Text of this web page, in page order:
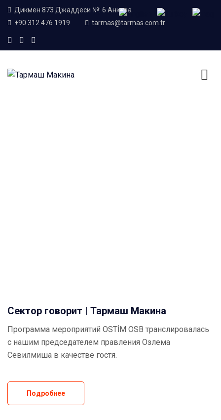
Дикмен 873 Джаддеси №: 6 Анкара
+90 312 476 1919
tarmas@tarmas.com.tr
Сектор говорит | Тармаш Макина
Программа мероприятий OSTİM OSB транслировалась
с нашим председателем правления Озлема
Севилмиша в качестве гостя.
Подробнее